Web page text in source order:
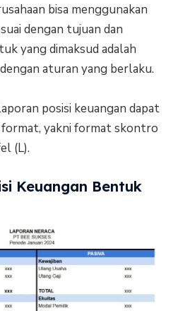
bisa menggunakan
dengan tujuan dan
yang dimaksud adalah
aturan yang berlaku.
posisi keuangan dapat
format, yakni format skontro
(L).
Keuangan Bentuk